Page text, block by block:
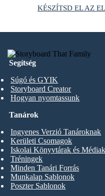
KÉSZÍTSD EL AZ
Segítség
Súgó és GYIK
Storyboard Creator
Hogyan nyomtassunk
Tanárok
Ingyenes Verzió Tanároknak
Kerületi Csomagok
Iskolai Könyvtárak és
Tréningek
Minden Tanári Forrás
Munkalap Sablonok
Poszter Sablonok